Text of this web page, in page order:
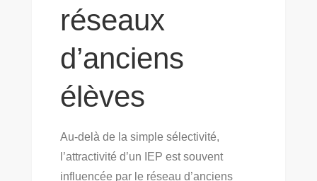
réseaux
d’anciens
élèves
Au-delà de la simple sélectivité,
l’attractivité d’un IEP est souvent
influencée par le réseau d’anciens